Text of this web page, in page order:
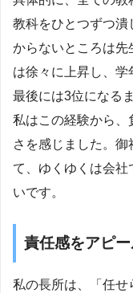
教科をひとつずつ潰
からないところは先
は徐々に上昇し、
最後には3位になる
私はこの経験から、
さを感じました。
て、ゆくゆくは会社
いです。
責任感をアピ
私の長所は、「任せ